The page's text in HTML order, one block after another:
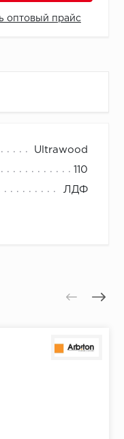
оптовый прайс
Ultrawood
110
ЛДФ